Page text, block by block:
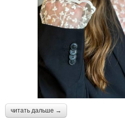
читать дальше →